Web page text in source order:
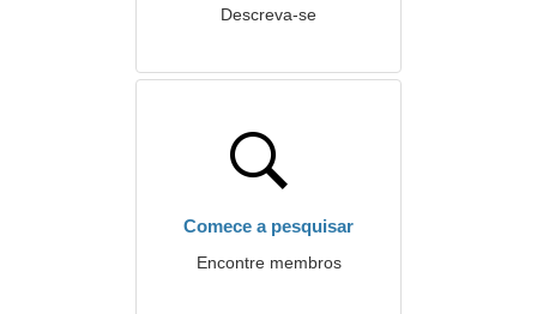
Descreva-se
Comece a pesquisar
Encontre membros